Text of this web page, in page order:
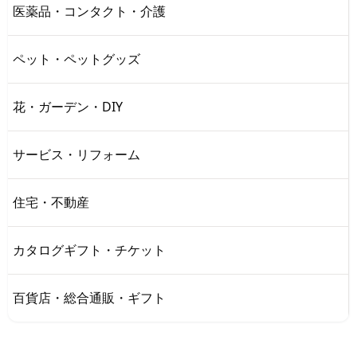
医薬品・コンタクト・介護
ペット・ペットグッズ
花・ガーデン・DIY
サービス・リフォーム
住宅・不動産
カタログギフト・チケット
百貨店・総合通販・ギフト